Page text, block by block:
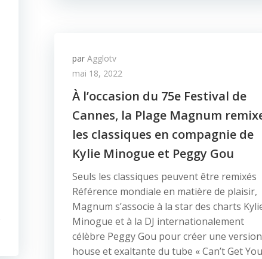
par Agglotv
mai 18, 2022
À l’occasion du 75e Festival de
Cannes, la Plage Magnum
les classiques en compagnie de
Kylie Minogue et Peggy Gou
Seuls les classiques peuvent être remixés
Référence mondiale en matière de plaisir,
Magnum s’associe à la star des charts
Minogue et à la DJ internationalement
célèbre Peggy Gou pour créer une version
house et exaltante du tube « Can’t Get You